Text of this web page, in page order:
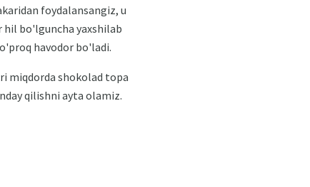
foydalansangiz, u
hil bo'lguncha yaxshilab
havodor bo'ladi.
miqdorda shokolad topa
qilishni ayta olamiz.